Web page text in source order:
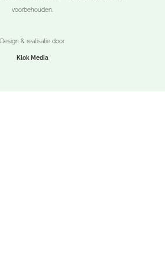
voorbehouden.
Design & realisatie door
Klok Media